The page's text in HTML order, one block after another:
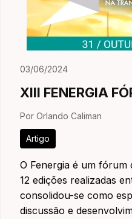
03/06/2024
XIII FENERGIA
Por Orlando Caliman
Artigo
O Fenergia é um
12 edições realizadas
consolidou-se como
discussão e